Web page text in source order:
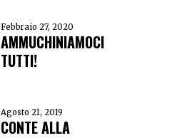
Febbraio 27, 2020
AMMUCHINIAMOCI
TUTTI!
Agosto 21, 2019
CONTE ALLA